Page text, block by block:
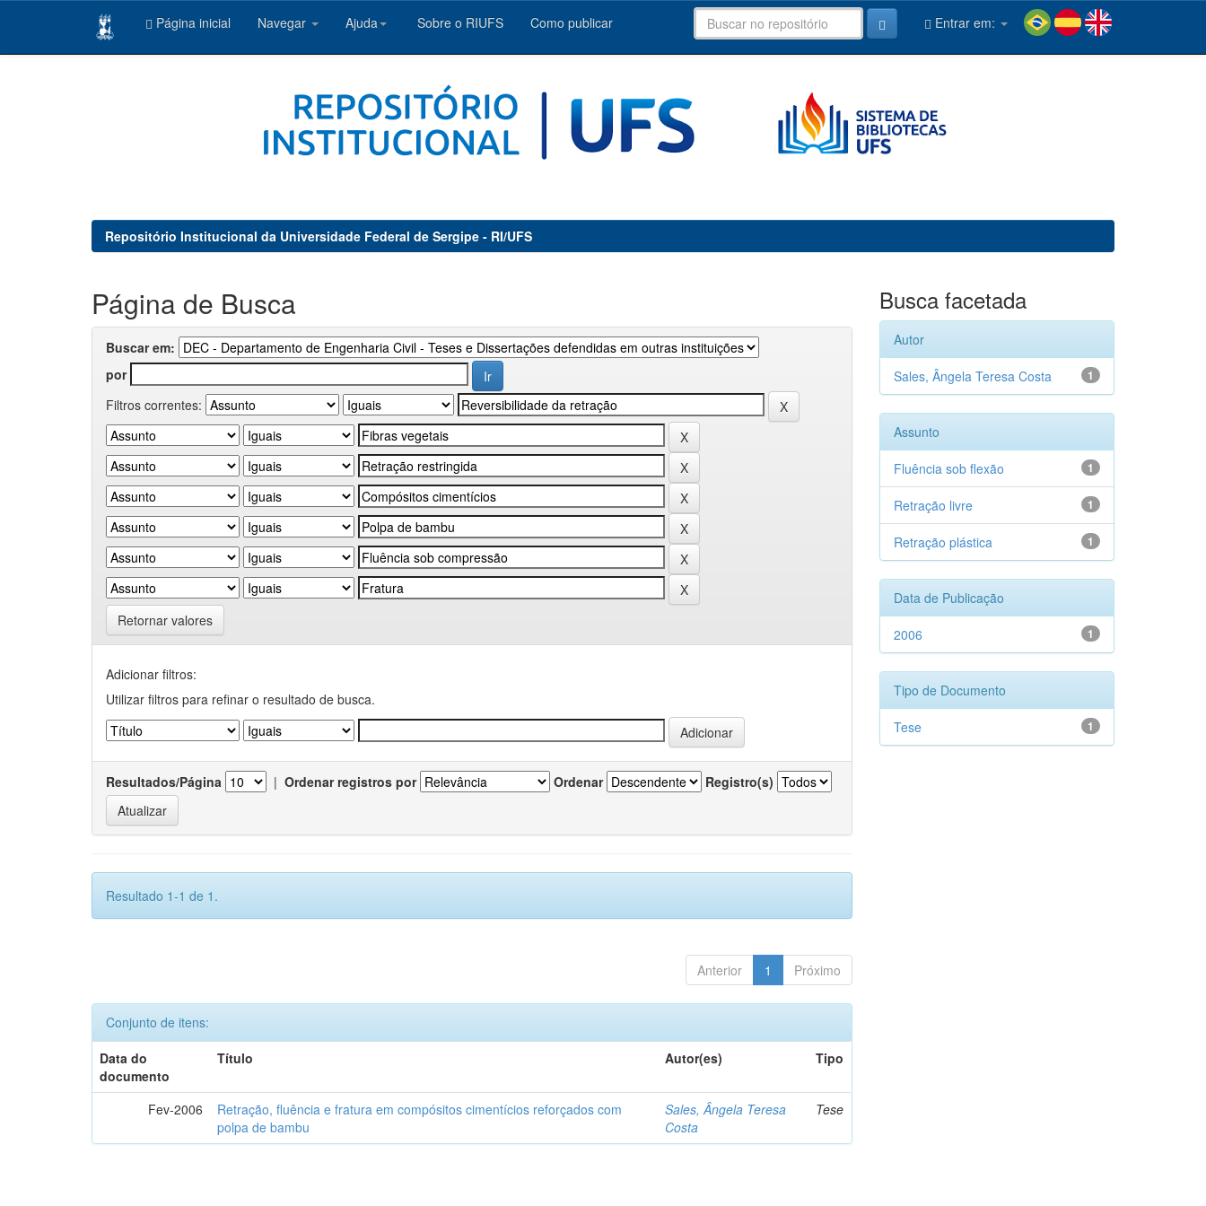
Página inicial Navegar Ajuda Sobre o RIUFS Como publicar Entrar em:
Repositório Institucional da Universidade Federal de Sergipe - RI/UFS
Página de Busca
Buscar em:
por
Filtros correntes:
Retornar valores
Adicionar filtros:
Utilizar filtros para refinar o resultado de busca.
Resultados/Página | Ordenar registros por Ordenar Registro(s)
Resultado 1-1 de 1.
Anterior 1 Próximo
Conjunto de itens:
Data do
documento
Título Autor(es) Tipo
Fev-2006
Retração, fluência e fratura em compósitos cimentícios reforçados com
polpa de bambu
Sales, Ângela Teresa
Costa
Tese
Busca facetada
Autor
1
Sales, Ângela Teresa Costa
Assunto
1
Fluência sob flexão
1
Retração livre
1
Retração plástica
Data de Publicação
1
2006
Tipo de Documento
1
Tese